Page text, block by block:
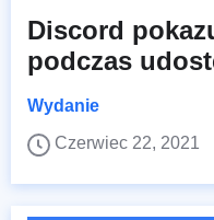
Discord
podczas
Wydanie
Czerwiec 22, 2021